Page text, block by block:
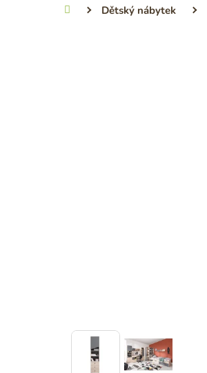
Domů Dětský nábytek